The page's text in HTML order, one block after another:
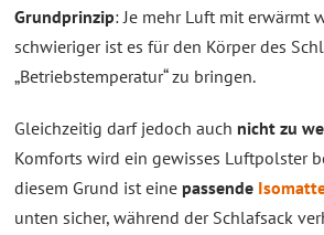
Grundprinzip: Je mehr Luft mit erwärmt
schwieriger ist es für den Körper des
„Betriebstemperatur“ zu bringen.
Gleichzeitig darf jedoch auch nicht zu
Komforts wird ein gewisses Luftpolster
diesem Grund ist eine passende
unten sicher, während der Schlafsack